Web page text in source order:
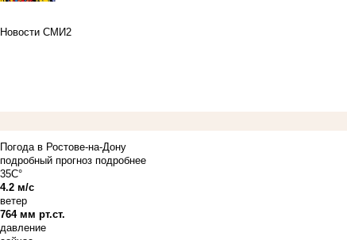
Новости СМИ2
Погода в Ростове-на-Дону
подробный прогноз подробнее
35C°
4.2 м/с
ветер
764 мм рт.ст.
давление